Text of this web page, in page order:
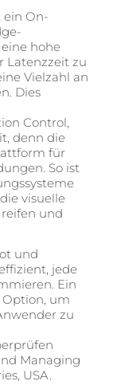
ein On-
hohe
Latenzzeit zu
Vielzahl an
Dies
Control,
denn die
für
So ist
visuelle
und
und
jede
Ein
um
zu
Managing
USA.